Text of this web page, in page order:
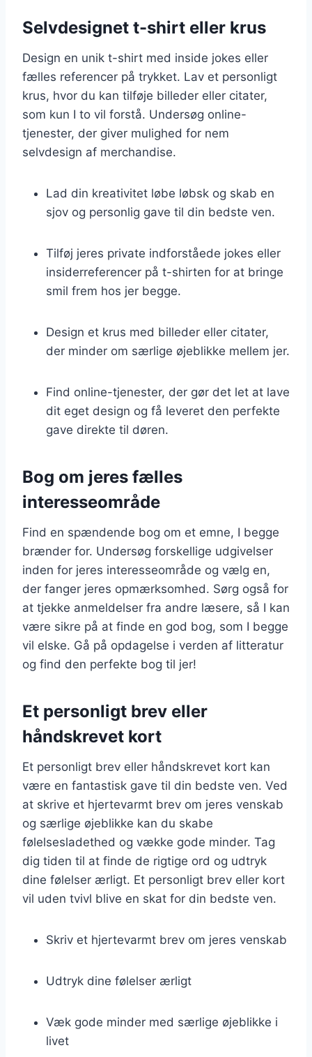
Selvdesignet t-shirt eller krus
Design en unik t-shirt med inside jokes eller
fælles referencer på trykket. Lav et personligt
krus, hvor du kan tilføje billeder eller citater,
som kun I to vil forstå. Undersøg online-
tjenester, der giver mulighed for nem
selvdesign af merchandise.
Lad din kreativitet løbe løbsk og skab en
sjov og personlig gave til din bedste ven.
Tilføj jeres private indforståede jokes eller
insiderreferencer på t-shirten for at bringe
smil frem hos jer begge.
Design et krus med billeder eller citater,
der minder om særlige øjeblikke mellem jer.
Find online-tjenester, der gør det let at lave
dit eget design og få leveret den perfekte
gave direkte til døren.
Bog om jeres fælles
interesseområde
Find en spændende bog om et emne, I begge
brænder for. Undersøg forskellige udgivelser
inden for jeres interesseområde og vælg en,
der fanger jeres opmærksomhed. Sørg også for
at tjekke anmeldelser fra andre læsere, så I kan
være sikre på at finde en god bog, som I begge
vil elske. Gå på opdagelse i verden af litteratur
og find den perfekte bog til jer!
Et personligt brev eller
håndskrevet kort
Et personligt brev eller håndskrevet kort kan
være en fantastisk gave til din bedste ven. Ved
at skrive et hjertevarmt brev om jeres venskab
og særlige øjeblikke kan du skabe
følelsesladethed og vække gode minder. Tag
dig tiden til at finde de rigtige ord og udtryk
dine følelser ærligt. Et personligt brev eller kort
vil uden tvivl blive en skat for din bedste ven.
Skriv et hjertevarmt brev om jeres venskab
Udtryk dine følelser ærligt
Væk gode minder med særlige øjeblikke i
livet